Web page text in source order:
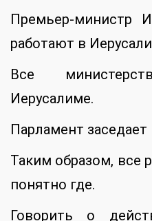
Премьер-министр
работают в
Все
Иерусалиме.
Парламент
Таким образом, все
понятно где.
Говорить о